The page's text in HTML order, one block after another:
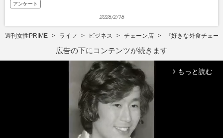
アンケート
2026/2/16
週刊女性PRIME ライフ ビジネス チェーン店 『好きな外食チェ
広告の下にコンテンツが続きます
arrow_forward_ios もっと読む